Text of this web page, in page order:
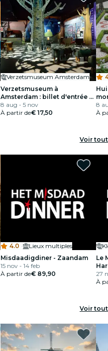
Verzetsmuseum Amsterdam
Verzetsmuseum à
Amsterdam : billet d'entrée +
guide audio
8 aug - 5 nov
À partir de€ 17,50
8
À
Voir tout
4.0 ·
Lieux multiples
Misdaadigdiner - Zaandam
15 nov - 14 feb
À partir de€ 89,90
Le
27
À
Voir tout